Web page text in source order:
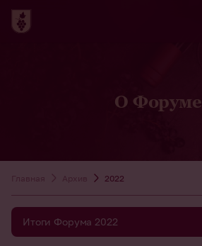
О Форуме
Главная Архив 2022
Итоги Форума 2022